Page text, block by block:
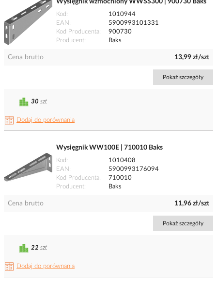
Wysięgnik wzmocniony WWSS300 | 900730 Baks
Kod
1010944
EAN
5900993101331
Kod Producenta
900730
Producent
Baks
Cena brutto 13,99 zł/szt
Pokaż szczegóły
Dodaj do porównania
30 szt
Wysięgnik WW100E | 710010 Baks
Kod
1010408
EAN
5900993176094
Kod Producenta
710010
Producent
Baks
Cena brutto 11,96 zł/szt
Pokaż szczegóły
Dodaj do porównania
22 szt